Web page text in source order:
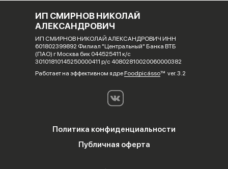
ИП СМИРНОВ НИКОЛАЙ
АЛЕКСАНДРОВИЧ
ИП СМИРНОВ НИКОЛАЙ АЛЕКСАНДРОВИЧ ИНН
601802399892 Филиал "Центральный" Банка ВТБ
(ПАО) г Москва бик 044525411 к/с
30101810145250000411 р/с 40802810020060000382
Работает на эффективном ядре Foodpicássover. 3.2
Политика конфиденциальности
Публичная оферта